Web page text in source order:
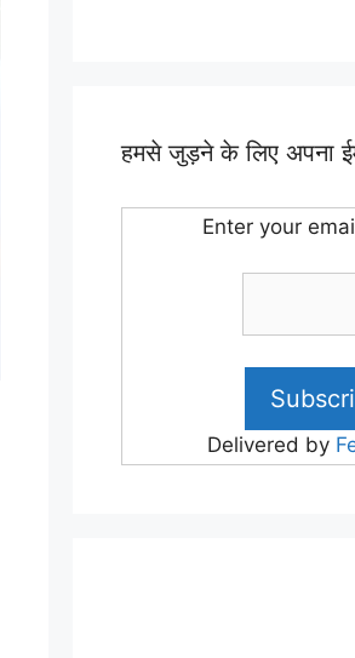
हमसे जुड़ने के लिए अपना
Enter your
Delivered by